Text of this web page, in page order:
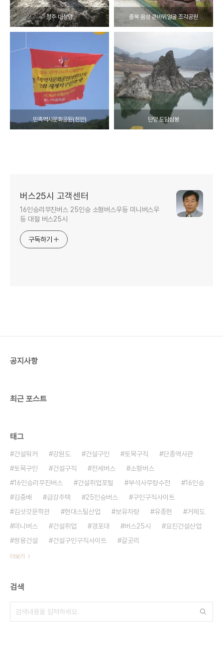
청주 대청댐 충북 음성 큰바위얼굴 조각공원
민족역사문화공원(천안) 단양 도담삼봉
버스25시 고객센터
16인승리무진버스 25인승 소형버스우등 미니버스우
등 대절 버스25시
구독하기
공지사항
최근 포스트
태그
건설워커 강원도 건설구인 토목구직
단종역사관
토목구인
건설구직 전세버스
소형버스
16인승리무진버스
건설취업포털 부석사무량수전
16인승
김중배
금강주택 25인승버스
구인구직사이트
김삿갓문학관
현대스틸산업 보유차량 유종현
거제도
미니버스
건설취업 경포대 버스25시
요진건설산업
쌍용건설
건설구인구직사이트 갈곳리
더보기
검색